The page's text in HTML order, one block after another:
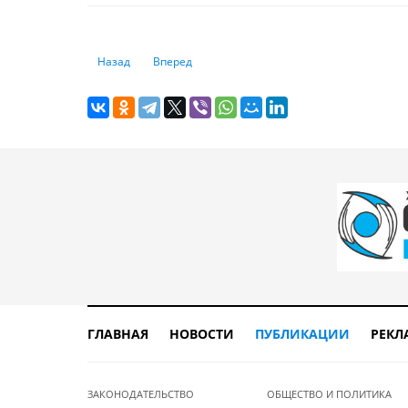
Предыдущий: 189 человек привлекли к
Назад Следующий: Почти триллион тенге составили
Вперед
ГЛАВНАЯ НОВОСТИ ПУБЛИКАЦИИ
ЗАКОНОДАТЕЛЬСТВО ОБЩЕСТВО И ПОЛИТИКА